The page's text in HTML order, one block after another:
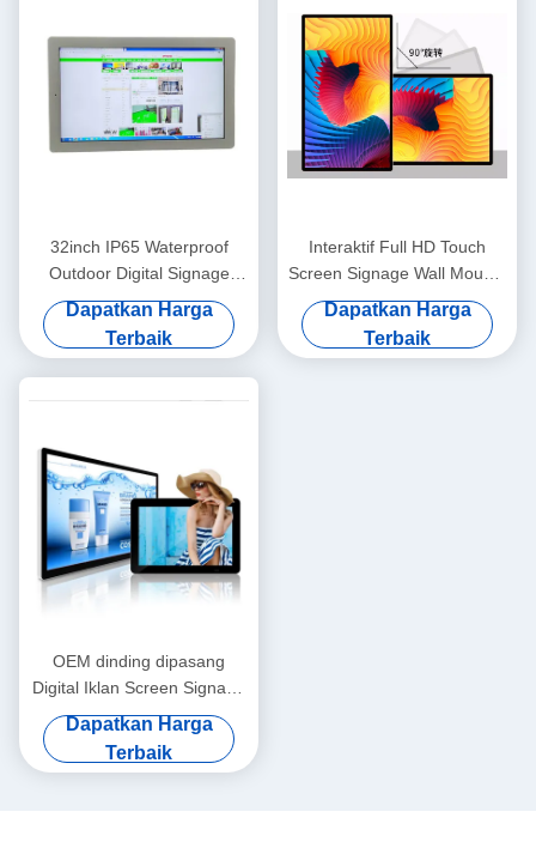
32inch IP65 Waterproof
Outdoor Digital Signage
Touch Display Screen
Tembok Dipasang
Dapatkan Harga
Terbaik
Interaktif Full HD Touch
Screen Signage Wall Mounts
LCD Commercial Display
Dapatkan Harga
Terbaik
OEM dinding dipasang
Digital Iklan Screen Signage
LCD Display 1920x1080
Dapatkan Harga
Terbaik